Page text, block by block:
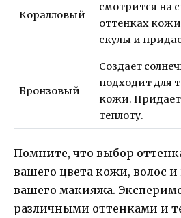
Коралловый
смотрится на
оттенках
скулы и
Бронзовый
Создает
подходит для
кожи.
теплоту.
Помните, что выбор
вашего цвета кожи, волос и
вашего макияжа.
различными оттенками и